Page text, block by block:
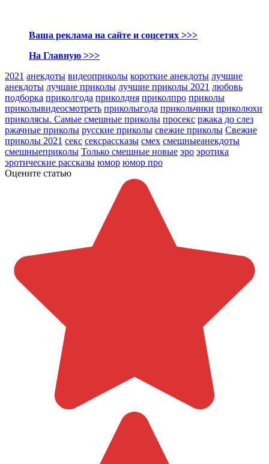
Ваша реклама на сайте и соцсетях >>>
На Главную >>>
2021 анекдоты видеоприколы короткие анекдоты лучшие
анекдоты лучшие приколы лучшие приколы 2021 любовь
подборка приколгода приколдня приколпро приколы
приколывидеосмотреть приколыгода прикольчики приколюхи
приколясы. Самые смешные приколы просекс ржака до слез
ржачные приколы русские приколы свежие приколы Свежие
приколы 2021 секс сексрассказы смех смешныеанекдоты
смешныеприколы Только смешные новые эро эротика
эротические рассказы юмор юмор про
Оцените статью